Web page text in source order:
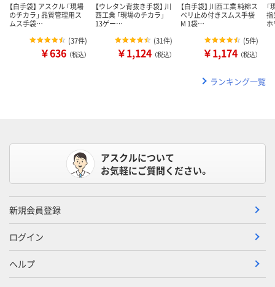
【白手袋】 アスクル 「現場
のチカラ」 品質管理用ス
ムス手袋…
(37件)
￥636 （税込）
【ウレタン背抜き手袋】 川
西工業 「現場のチカラ」
13ゲー…
(31件)
￥1,124 （税込）
【白手袋】 川西工業 純綿ス
ベリ止め付きスムス手袋
M 1袋…
(5件)
￥1,174 （税込）
指
ランキング一覧
アスクルについて
お気軽にご質問ください。
新規会員登録
ログイン
ヘルプ